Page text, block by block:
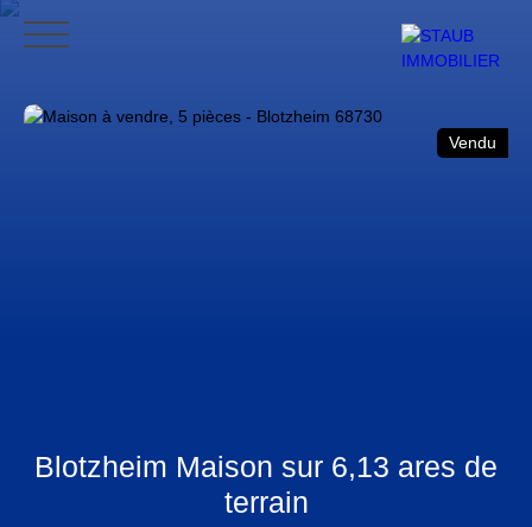
ACCUEIL ACHETER VENDRE NOS AVIS
Vendu
Blotzheim Maison sur 6,13 ares de
terrain